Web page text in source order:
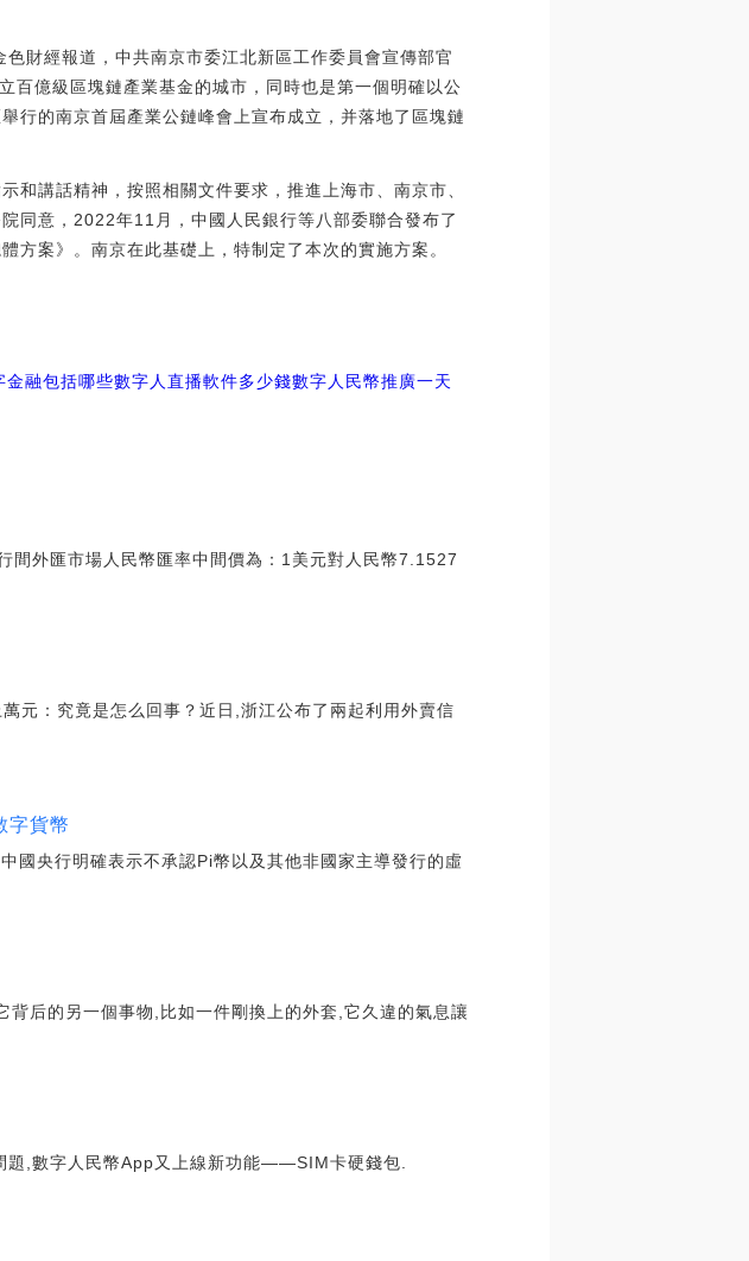
財經報道，中共南京市委江北新區工作委員會宣傳部官
百億級區塊鏈產業基金的城市，同時也是第一個明確以公
行的南京首屆產業公鏈峰會上宣布成立，并落地了區塊鏈
和講話精神，按照相關文件要求，推進上海市、南京市、
同意，2022年11月，中國人民銀行等八部委聯合發布了
方案》。南京在此基礎上，特制定了本次的實施方案。
金融包括哪些數字人直播軟件多少錢數字人民幣推廣一天
外匯市場人民幣匯率中間價為：1美元對人民幣7.1527
元：究竟是怎么回事？近日,浙江公布了兩起利用外賣信
字貨幣
國央行明確表示不承認Pi幣以及其他非國家主導發行的虛
后的另一個事物,比如一件剛換上的外套,它久違的氣息讓
題,數字人民幣App又上線新功能——SIM卡硬錢包.